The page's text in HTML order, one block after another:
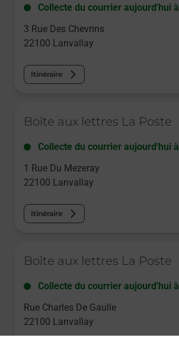
Collecte du courrier aujourd'hui à
3 Rue Des Chevrins
22100 Lanvallay
Itinéraire
Boîte aux lettres La Poste
Collecte du courrier aujourd'hui à
1 Rue Du Mezeray
22100 Lanvallay
Itinéraire
Boîte aux lettres La Poste
Collecte du courrier aujourd'hui à
Rue Charles De Gaulle
22100 Lanvallay